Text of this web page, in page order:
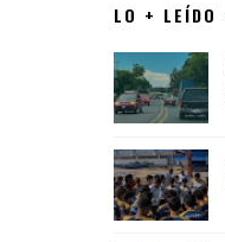
LO + LEÍDO